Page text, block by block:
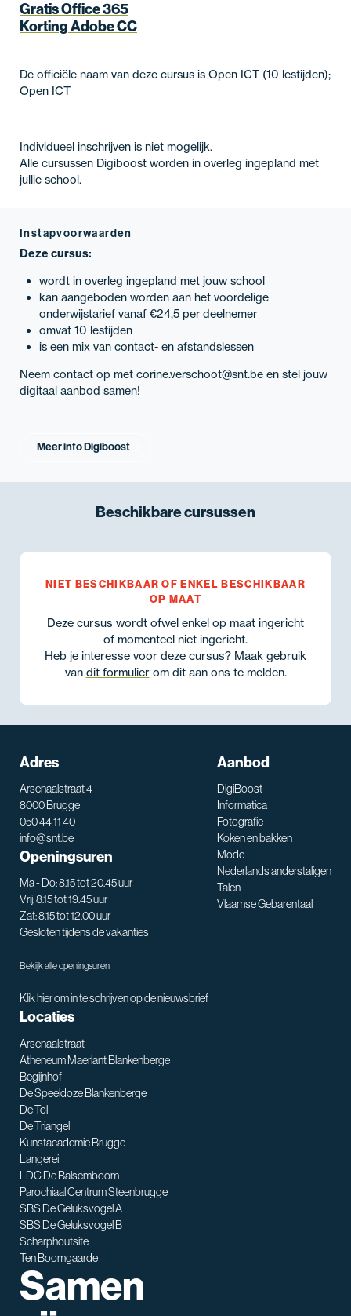
Gratis Office 365
Korting Adobe CC
De officiële naam van deze cursus is Open ICT (10 lestijden);
Open ICT
Individueel inschrijven is niet mogelijk.
Alle cursussen Digiboost worden in overleg ingepland met
jullie school.
Instapvoorwaarden
Deze cursus:
wordt in overleg ingepland met jouw school
kan aangeboden worden aan het voordelige
onderwijstarief vanaf €24,5 per deelnemer
omvat 10 lestijden
is een mix van contact- en afstandslessen
Neem contact op met corine.verschoot@snt.be en stel jouw
digitaal aanbod samen!
Meer info Digiboost
Beschikbarecursussen
NIET BESCHIKBAAR OF ENKEL BESCHIKBAAR
OP MAAT
Deze cursus wordt ofwel enkel op maat ingericht
of momenteel niet ingericht.
Heb je interesse voor deze cursus? Maak gebruik
van dit formulierom dit aan ons te melden.
Adres
Arsenaalstraat 4
8000 Brugge
050 44 11 40
info@snt.be
Openingsuren
Ma - Do: 8.15 tot 20.45 uur
Vrij: 8.15 tot 19.45 uur
Zat: 8.15 tot 12.00 uur
Gesloten tijdens de vakanties
Bekijk alle openingsuren
Klik hier om in te schrijven op de nieuwsbrief
Aanbod
DigiBoost
Informatica
Fotografie
Koken en bakken
Mode
Nederlands anderstaligen
Talen
Vlaamse Gebarentaal
Locaties
Arsenaalstraat
Atheneum Maerlant Blankenberge
Begijnhof
De Speeldoze Blankenberge
De Tol
De Triangel
Kunstacademie Brugge
Langerei
LDC De Balsemboom
Parochiaal Centrum Steenbrugge
SBS De Geluksvogel A
SBS De Geluksvogel B
Scharphoutsite
Ten Boomgaarde
Samen
SNT assistent
Waarmee kan ik je helpen?